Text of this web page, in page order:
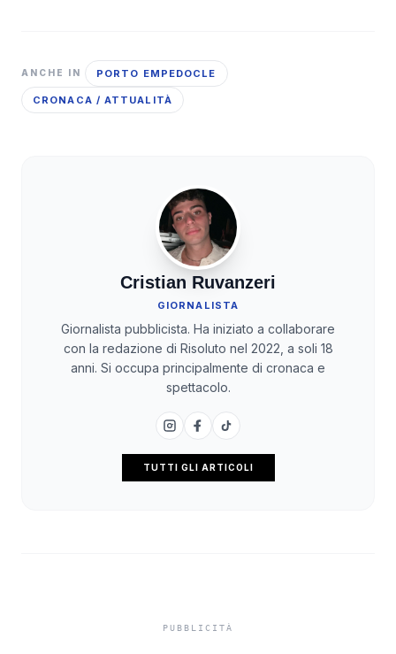
ANCHE IN PORTO EMPEDOCLE
CRONACA / ATTUALITÀ
Cristian Ruvanzeri
GIORNALISTA
Giornalista pubblicista. Ha iniziato a collaborare
con la redazione di Risoluto nel 2022, a soli 18
anni. Si occupa principalmente di cronaca e
spettacolo.
TUTTI GLI ARTICOLI